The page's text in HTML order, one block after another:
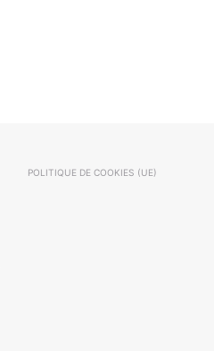
POLITIQUE DE COOKIES (UE)